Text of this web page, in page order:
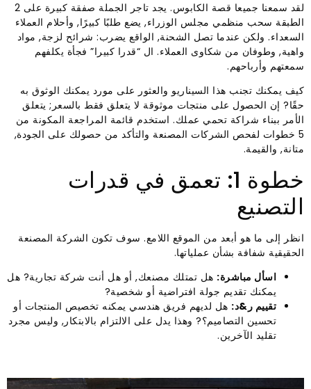
لقد سمعنا جميعا قصة الكابوس. يجد تاجر الجملة صفقة كبيرة على 2
الطبقة سحب منظمي مجلس الوزراء, يضع طلبًا كبيرًا, وأحلام العملاء
السعداء. ولكن عندما تصل الشحنة, الواقع يضرب: شرائح لزجة, مواد
واهية, وطوفان من شكاوى العملاء. ال “قدرا كبيرا” فجأة يكلفهم
سمعتهم وأرباحهم.
كيف يمكنك تجنب هذا السيناريو والعثور على مورد يمكنك الوثوق به
حقًا? إن الحصول على منتجات موثوقة لا يتعلق فقط بالسعر; يتعلق
الأمر ببناء شراكة تحمي عملك. استخدم قائمة المراجعة المكونة من
5 خطوات لفحص الشركات المصنعة والتأكد من حصولك على الجودة,
متانة, والقيمة.
خطوة 1: تعمق في قدرات
التصنيع
انظر إلى ما هو أبعد من الموقع اللامع. سوف تكون الشركة المصنعة
الحقيقية شفافة بشأن عملياتها.
اسأل مباشرة: هل تمتلك مصنعك, أو هل أنت شركة تجارية? هل
يمكنك تقديم جولة افتراضية أو شخصية?
تقييم ر&د: هل لديهم فريق هندسي يمكنه تخصيص المنتجات أو
تحسين التصاميم؟? وهذا يدل على الالتزام بالابتكار, وليس مجرد
تقليد الآخرين.